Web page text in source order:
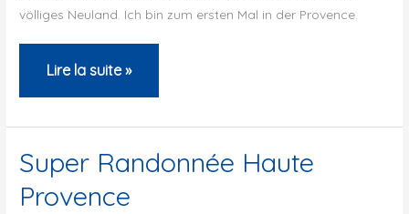
völliges Neuland. Ich bin zum ersten Mal in der Provence.
La
Super
Randonnée
Haute
Provence
Lire la suite »
Super Randonnée Haute
Provence